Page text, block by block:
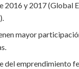
2016 y 2017 (Global
mayor
del emprendimiento